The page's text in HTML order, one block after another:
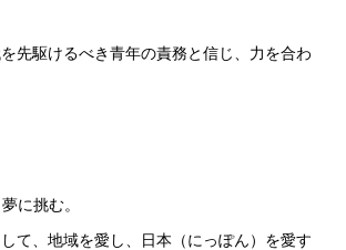
先駆けるべき青年の責務と信じ、力を合わ
に挑む。
て、地域を愛し、日本（にっぽん）を愛す